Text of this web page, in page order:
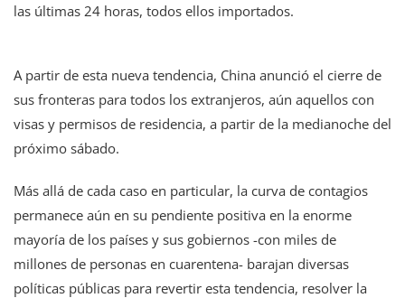
las últimas 24 horas, todos ellos importados.
A partir de esta nueva tendencia, China anunció el cierre de
sus fronteras para todos los extranjeros, aún aquellos con
visas y permisos de residencia, a partir de la medianoche del
próximo sábado.
Más allá de cada caso en particular, la curva de contagios
permanece aún en su pendiente positiva en la enorme
mayoría de los países y sus gobiernos -con miles de
millones de personas en cuarentena- barajan diversas
políticas públicas para revertir esta tendencia, resolver la